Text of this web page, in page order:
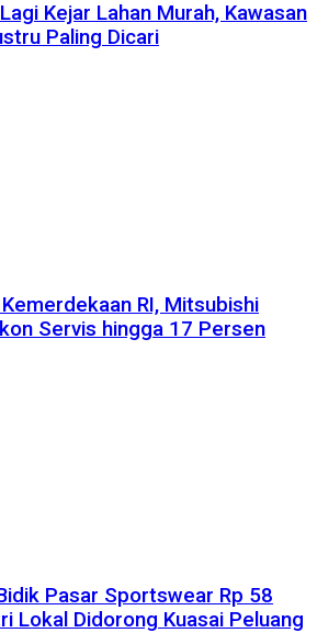
Kejar Lahan Murah, Kawasan
Paling Dicari
RI, Mitsubishi
Servis hingga 17 Persen
Pasar Sportswear Rp 58
Lokal Didorong Kuasai Peluang